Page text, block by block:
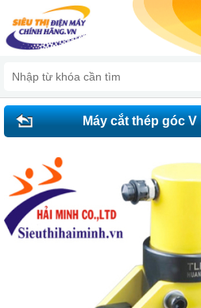
Máy cắt thép góc V